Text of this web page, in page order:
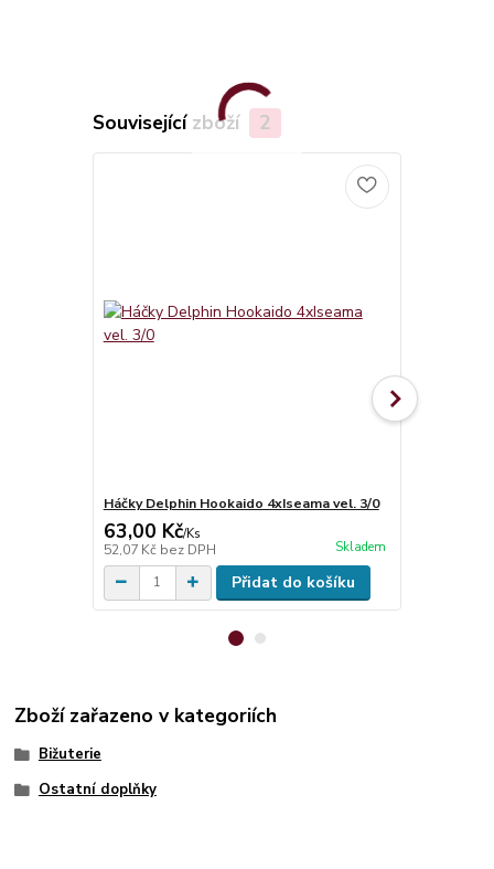
Související zboží 2
Háčky Delphin Hookaido 4xIseama vel. 3/0
63,00 Kč/Ks
52,07 Kč bez DPH Skladem
Přidat do košíku
Zboží zařazeno v kategoriích
Bižuterie
Ostatní doplňky